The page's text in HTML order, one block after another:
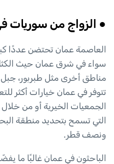
● الزواج من سوريات
العاصمة عمان تحتضن عددًا
سواء في شرق عمان حيث
مناطق أخرى مثل طبربور، جبل
تتوفر في عمان خيارات أكثر
الجمعيات الخيرية أو من خلال
التي تسمح بتحديد منطقة
ونصف قطر.
الباحثون في عمان غالبًا ما